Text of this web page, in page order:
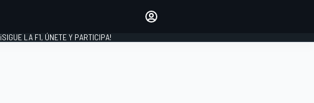
¡SIGUE LA F1, ÚNETE Y PARTICIPA!